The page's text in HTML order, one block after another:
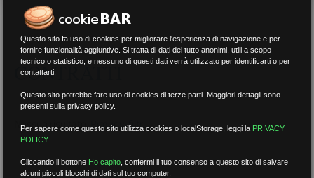
CONTRATTI
Nessun risultato.Rimuovi filtri
Questo sito fa uso di cookies per migliorare l'esperienza di navigazione e per
fornire funzionalità aggiuntive. Si tratta di dati del tutto anonimi, utili a scopo
tecnico o statistico, e nessuno di questi dati verrà utilizzato per identificarti o per
contattarti.
Questo sito potrebbe fare uso di cookies di terze parti. Maggiori dettagli sono
presenti sulla privacy policy.
Per sapere come questo sito utilizza cookies o localStorage, leggi la PRIVACY
POLICY.
Cliccando il bottone Ho capito ,confermi il tuo consenso a questo sito di salvare
alcuni piccoli blocchi di dati sul tuo computer.